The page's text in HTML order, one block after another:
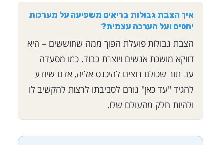
איך הצבת גבולות בריאים משפיעה על מערכות
יחסים ועל הערכה עצמית?
הצבת גבולות פועלת הפוך ממה שחוששים – היא
דווקא מושכת אנשים ויוצרת כבוד. כמו מסעדה
עם תור שכולם רוצים להיכנס אליה, אדם שיודע
להגיד "עד כאן" גורם לסביבתו לרצות להקשיב לו
ולהיות חלק מהעולם שלו.